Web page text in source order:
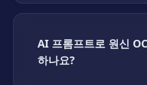
AI 프롬프트로 원신
하나요?